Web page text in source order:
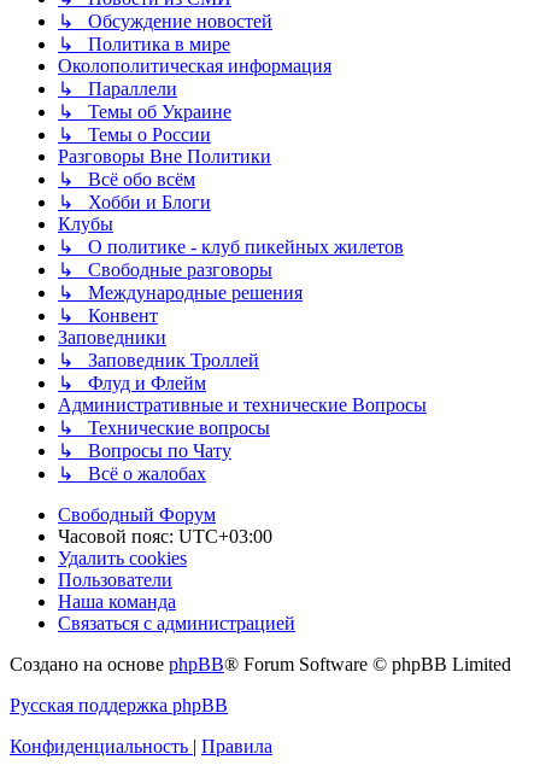
↳ Обсуждение новостей
↳ Политика в мире
Околополитическая информация
↳ Параллели
↳ Темы об Украине
↳ Темы о России
Разговоры Вне Политики
↳ Всё обо всём
↳ Хобби и Блоги
Клубы
↳ О политике - клуб пикейных жилетов
↳ Свободные разговоры
↳ Международные решения
↳ Конвент
Заповедники
↳ Заповедник Троллей
↳ Флуд и Флейм
Административные и технические Вопросы
↳ Технические вопросы
↳ Вопросы по Чату
↳ Всё о жалобах
Свободный Форум
Часовой пояс: UTC+03:00
Удалить cookies
Пользователи
Наша команда
Связаться с администрацией
Создано на основе phpBB® Forum Software © phpBB Limited
Русская поддержка phpBB
Конфиденциальность
Правила